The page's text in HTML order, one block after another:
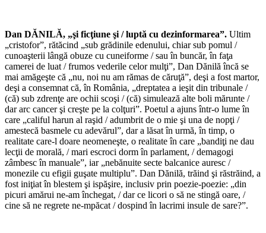
Dan DĂNILĂ, „şi ficţiune şi / luptă cu dezinformarea”. Ultim
„cristofor”, rătăcind „sub grădinile edenului, chiar sub pomul /
cunoaşterii lângă obuze cu cuneiforme / sau în buncăr, în faţa
camerei de luat / frumos vederile celor mulţi”, Dan Dănilă încă se
mai amăgeşte că „nu, noi nu am rămas de căruţă”, deşi a fost martor,
deşi a consemnat că, în România, „dreptatea a ieşit din tribunale /
(că) sub zdrenţe are ochii scoşi / (că) simulează alte boli mărunte /
dar arc cancer şi creşte pe la colţuri”. Poetul a ajuns într-o lume în
care „califul harun al raşid / adumbrit de o mie şi una de nopţi /
amestecă basmele cu adevărul”, dar a lăsat în urmă, în timp, o
realitate care-l doare neomeneşte, o realitate în care „bandiţi ne dau
lecţii de morală, / mari escroci dorm în parlament, / demagogi
zâmbesc în manuale”, iar „nebănuite secte balcanice auresc /
monezile cu efigii guşate multiplu”. Dan Dănilă, trăind şi răstrăind, a
fost iniţiat în blestem şi ispăşire, inclusiv prin poezie-poezie: „din
picuri amărui ne-am închegat, / dar ce licori o să ne stingă oare, /
cine să ne regrete ne-mpăcat / dospind în lacrimi insule de sare?”.